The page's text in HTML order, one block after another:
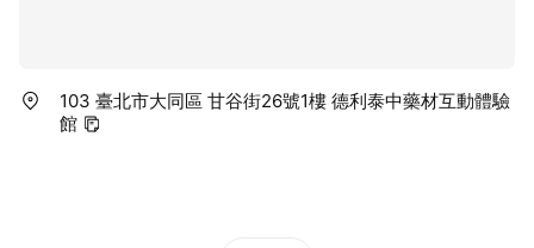
103 臺北市大同區 甘谷街26號1樓 德利泰中藥材互動體驗
館